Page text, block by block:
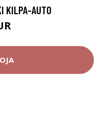
KILPA-AUTO